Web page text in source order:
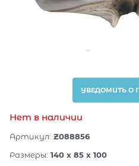
УВЕДОМИТЬ О
Нет в наличии
Артикул: Z088856
Размеры: 140 x 85 x 100